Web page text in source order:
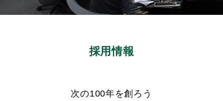
採用情報
次の100年を創ろう